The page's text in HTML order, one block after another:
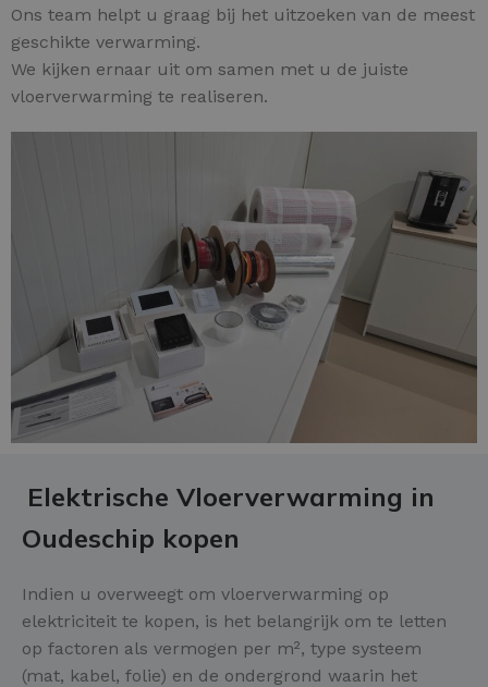
Ons team helpt u graag bij het uitzoeken van de meest
geschikte verwarming.
We kijken ernaar uit om samen met u de juiste
vloerverwarming te realiseren.
Elektrische Vloerverwarming in
Oudeschip kopen
Indien u overweegt om vloerverwarming op
elektriciteit te kopen, is het belangrijk om te letten
op factoren als vermogen per m², type systeem
(mat, kabel, folie) en de ondergrond waarin het